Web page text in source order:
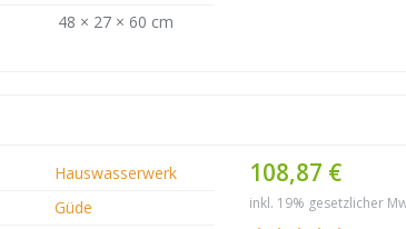
48 × 27 × 60 cm
108,87 €
inkl. 19% gesetzlicher
Hauswasserwerk
Güde